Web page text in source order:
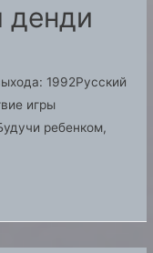
денди
1992Русский
игры
ребенком,